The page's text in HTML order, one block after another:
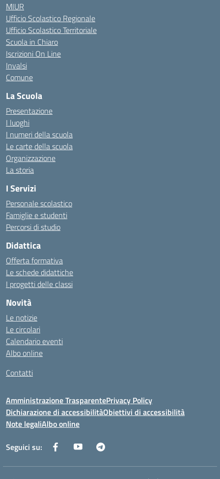
MIUR
Ufficio Scolastico Regionale
Ufficio Scolastico Territoriale
Scuola in Chiaro
Iscrizioni On Line
Invalsi
Comune
La Scuola
Presentazione
I luoghi
I numeri della scuola
Le carte della scuola
Organizzazione
La storia
I Servizi
Personale scolastico
Famiglie e studenti
Percorsi di studio
Didattica
Offerta formativa
Le schede didattiche
I progetti delle classi
Novità
Le notizie
Le circolari
Calendario eventi
Albo online
Contatti
Amministrazione TrasparentePrivacy Policy
Dichiarazione di accessibilitàObiettivi di accessibilità
Note legaliAlbo online
Seguici su: